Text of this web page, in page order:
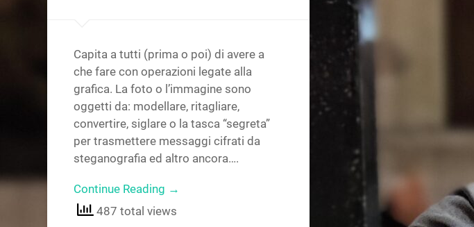
Capita a tutti (prima o poi) di avere a
che fare con operazioni legate alla
grafica. La foto o l’immagine sono
oggetti da: modellare, ritagliare,
convertire, siglare o la tasca “segreta”
per trasmettere messaggi cifrati da
steganografia ed altro ancora….
Continue Reading →
487 total views